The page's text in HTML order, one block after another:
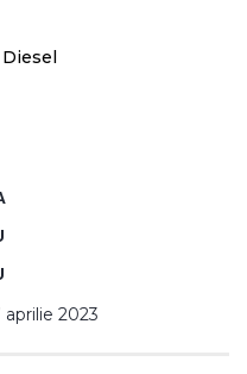
Diesel
aprilie 2023